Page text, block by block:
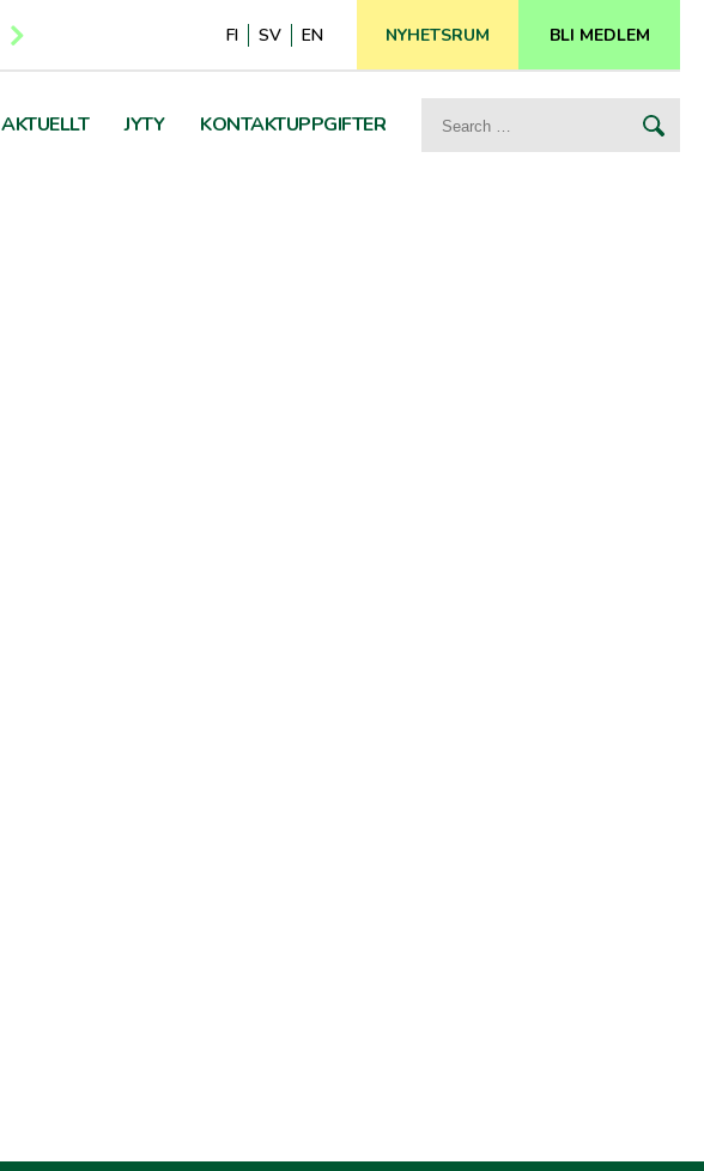
FI SV EN NYHETSRUM BLI MEDLEM
AKTUELLT JYTY KONTAKTUPPGIFTER
Search
for: